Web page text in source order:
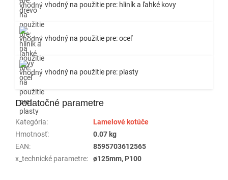
vhodný na použitie pre: hliník a ľahké kovy
vhodný na použitie pre: oceľ
vhodný na použitie pre: plasty
Dodatočné parametre
Kategória:
Lamelové kotúče
Hmotnosť:
0.07 kg
EAN:
8595703612565
x_technické parametre: ø125mm, P100